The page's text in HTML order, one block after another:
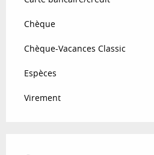
Chèque
Chèque-Vacances Classic
Espèces
Virement